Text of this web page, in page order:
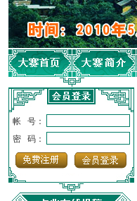
帐 号：
密 码：